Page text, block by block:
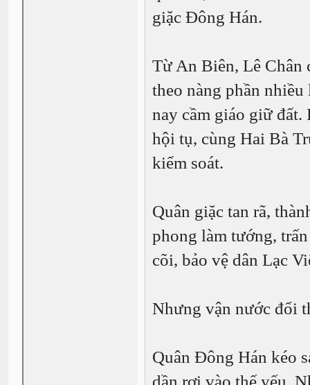
giặc Đông Hán.
Từ An Biên, Lê Chân
theo nàng phần
nay cầm giáo giữ đất.
hội tụ, cùng Hai Bà
kiểm soát.
Quân giặc tan rã,
phong làm tướng,
cõi, bảo vệ dân Lạc
Nhưng vận nước đổi
Quân Đông Hán kéo
dần rơi vào thế yếu.